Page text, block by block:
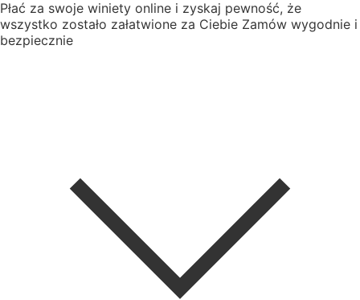
Płać za swoje winiety online i zyskaj pewność, że
wszystko zostało załatwione za Ciebie Zamów wygodnie i
bezpiecznie